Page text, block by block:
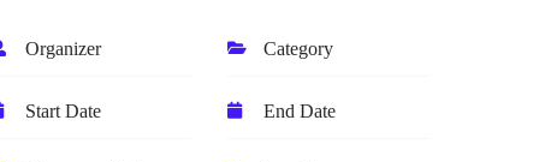
Organizer Category
Start Date End Date